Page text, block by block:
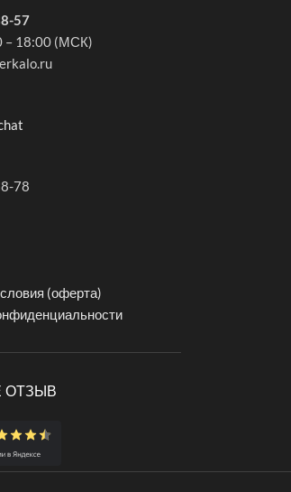
57
– 18:00 (МСК)
78
(оферта)
ОТЗЫВ